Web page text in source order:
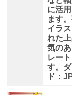
に活
ます
イラ
れた
気の
レー
す。
ド：